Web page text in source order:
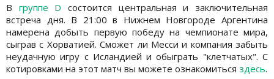
В группе D состоится центральная и заключительная
встреча дня. В 21:00 в Нижнем Новгороде Аргентина
намерена добыть первую победу на чемпионате мира,
сыграв с Хорватией. Сможет ли Месси и компания забыть
неудачную игру с Исландией и обыграть "клетчатых". С
котировками на этот матч вы можете ознакомиться здесь.